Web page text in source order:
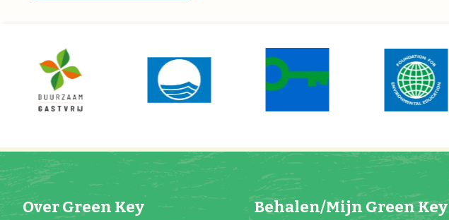
Over Green Key Behalen/Mijn Green Key